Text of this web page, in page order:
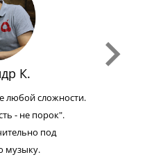
К.
любой сложности.
- не порок".
под
музыку.